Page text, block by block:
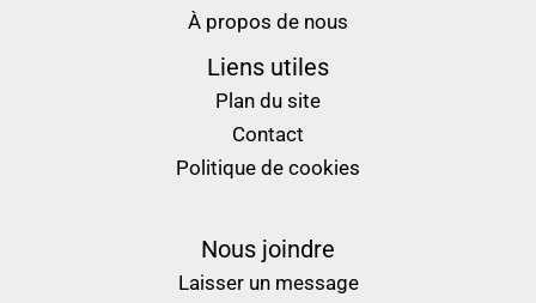
À propos de nous
Liens utiles
Plan du site
Contact
Politique de cookies
Nous joindre
Laisser un message